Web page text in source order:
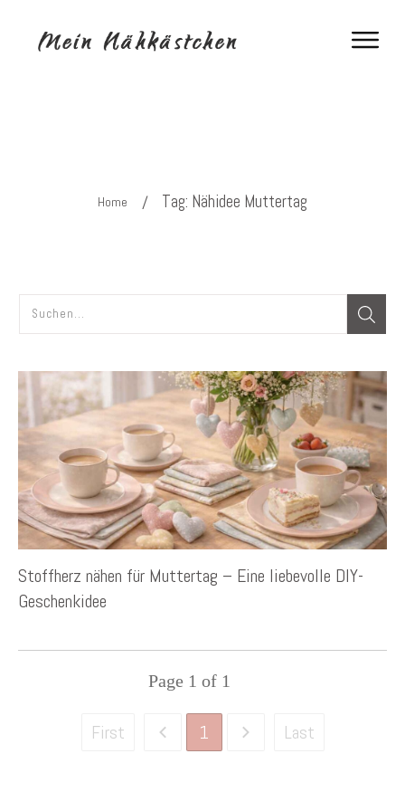
Home / Tag: Nähidee Muttertag
Stoffherz nähen für Muttertag – Eine liebevolle DIY-
Geschenkidee
Page 1 of 1
First 1 Last